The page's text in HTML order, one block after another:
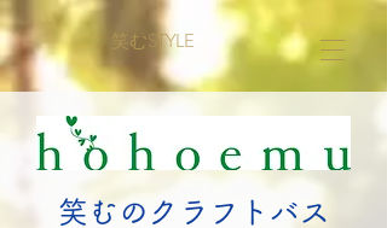
笑むSTYLE
笑むの​クラフトバス